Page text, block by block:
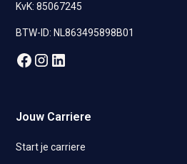
KvK: 85067245
BTW-ID: NL863495898B01
Jouw Carriere
Start je carriere